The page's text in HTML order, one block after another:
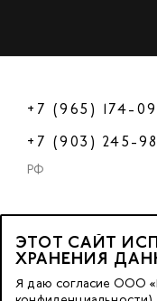
+7 (965) 174-
+7 (903) 245-
РФ
2023 © OOO «Нейл
Все права защищены.
ЭТОТ САЙТ
ХРАНЕНИЯ
Я даю согласие ООО